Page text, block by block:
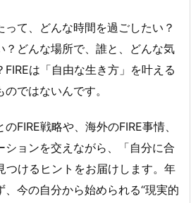
て、どんな時間を過ごしたい？
？どんな場所で、誰と、どんな気
は「自由な生き方」を叶える
ではないんです。
FIRE戦略や、海外のFIRE事情、
ションを交えながら、「自分に合
つけるヒントをお届けします。年
今の自分から始められる“現実的